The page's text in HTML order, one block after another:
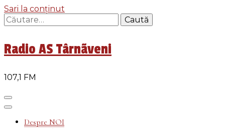
Sari la conținut
Caută
după:
Radio AS Târnãveni
107,1 FM
Despre NOI